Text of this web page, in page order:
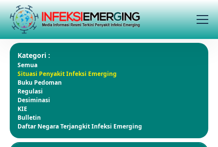
Kategori :
Semua
Situasi Penyakit Infeksi Emerging
Buku Pedoman
Regulasi
Desiminasi
KIE
Bulletin
Daftar Negara Terjangkit Infeksi Emerging